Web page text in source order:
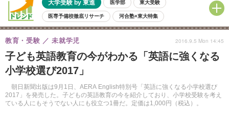
大学受験 by 東進 医学部 東大受験
医専予備校徹底リサーチ 河合塾×東大特集
親子で考える大学選び 高校受験 中学受験 小学校受験
共通テスト 夏休み
8月開催イベント・WS 全国公立高校 過去問 人気記事
自由研究教材（小学生向け）
子ども英語教育の今がわかる「英語に強くなる
小学校選び2017」
朝日新聞出版は9月1日、AERA English特別号「英語に強くなる小学校選び
2017」を発売した。子どもの英語教育の今を紹介しており、小学校受験を考え
ている人にもそうでない人にも役立つ1冊だ。定価は1,000円（税込）。
教育・受験 未就学児 2016.9.5 Mon 14:45